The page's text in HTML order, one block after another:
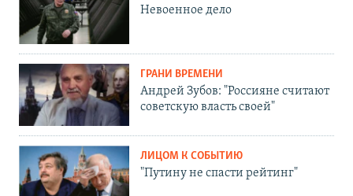
Невоенное дело
ГРАНИ ВРЕМЕНИ
Андрей Зубов: "Россияне считают
советскую власть своей"
ЛИЦОМ К СОБЫТИЮ
"Путину не спасти рейтинг"